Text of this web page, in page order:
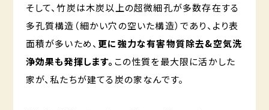
そして、竹炭は木炭以上の超微細孔が多数存在する
多孔質構造（細かい穴の空いた構造）であり、より表
面積が多いため、 更に強力な有害物質除去&空気洗
浄効果も発揮します。 この性質を最大限に活かした
家が、私たちが建てる炭の家なんです。